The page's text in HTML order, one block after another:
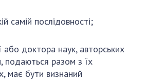
самій послідовності;
або доктора наук, авторських
подаються разом з їх
має бути визнаний